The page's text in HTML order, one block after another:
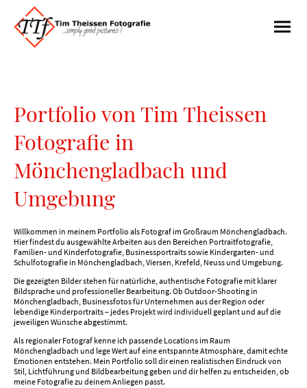
Portfolio von Tim Theissen
Fotografie in
Mönchengladbach und
Umgebung
Willkommen in meinem Portfolio als Fotograf im Großraum Mönchengladbach.
Hier findest du ausgewählte Arbeiten aus den Bereichen Portraitfotografie,
Familien- und Kinderfotografie, Businessportraits sowie Kindergarten- und
Schulfotografie in Mönchengladbach, Viersen, Krefeld, Neuss und Umgebung.
Die gezeigten Bilder stehen für natürliche, authentische Fotografie mit klarer
Bildsprache und professioneller Bearbeitung. Ob Outdoor-Shooting in
Mönchengladbach, Businessfotos für Unternehmen aus der Region oder
lebendige Kinderportraits – jedes Projekt wird individuell geplant und auf die
jeweiligen Wünsche abgestimmt.
Als regionaler Fotograf kenne ich passende Locations im Raum
Mönchengladbach und lege Wert auf eine entspannte Atmosphäre, damit echte
Emotionen entstehen. Mein Portfolio soll dir einen realistischen Eindruck von
Stil, Lichtführung und Bildbearbeitung geben und dir helfen zu entscheiden, ob
meine Fotografie zu deinem Anliegen passt.